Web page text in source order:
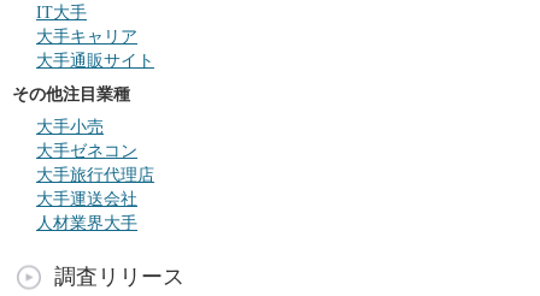
IT大手
大手キャリア
大手通販サイト
その他注目業種
大手小売
大手ゼネコン
大手旅行代理店
大手運送会社
人材業界大手
調査リリース